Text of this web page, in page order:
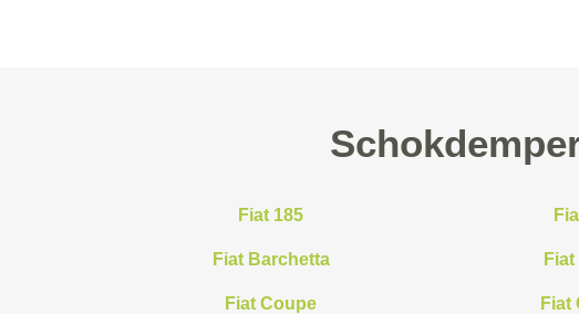
Fiat 185
Fiat Barchetta
Fiat Coupe Fiat